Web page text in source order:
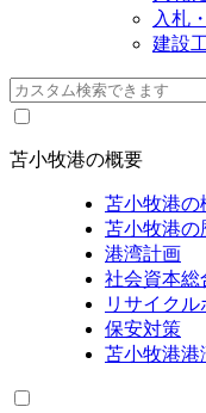
入札
建設
苫小牧港の概要
苫小牧港の
苫小牧港の
港湾計画
社会資本総
リサイクル
保安対策
苫小牧港港